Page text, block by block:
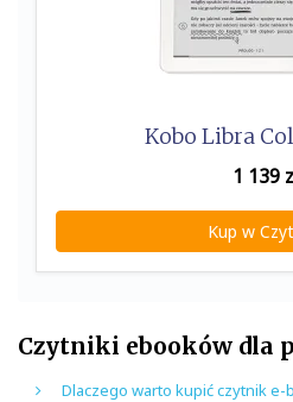
Kobo Libra
1 139
Kup w
Czytniki ebooków dla
Dlaczego warto kupić czytnik e-